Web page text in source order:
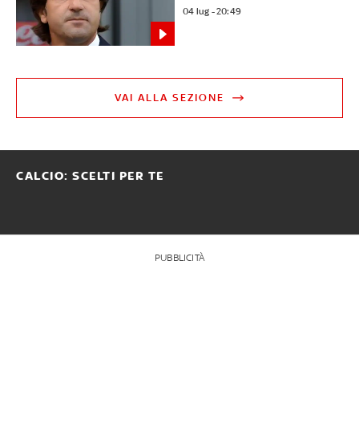
04 lug - 20:49
VAI ALLA SEZIONE
CALCIO: SCELTI PER TE
PUBBLICITÀ